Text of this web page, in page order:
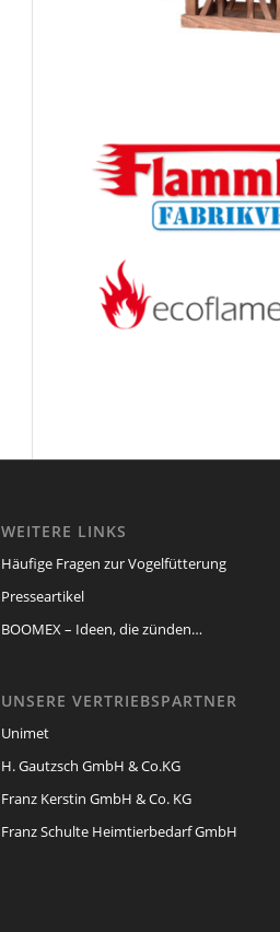
WEITERE LINKS
Häufige Fragen zur Vogelfütterung
Presseartikel
BOOMEX – Ideen, die zünden…
UNSERE VERTRIEBSPARTNER
Unimet
H. Gautzsch GmbH & Co.KG
Franz Kerstin GmbH & Co. KG
Franz Schulte Heimtierbedarf GmbH